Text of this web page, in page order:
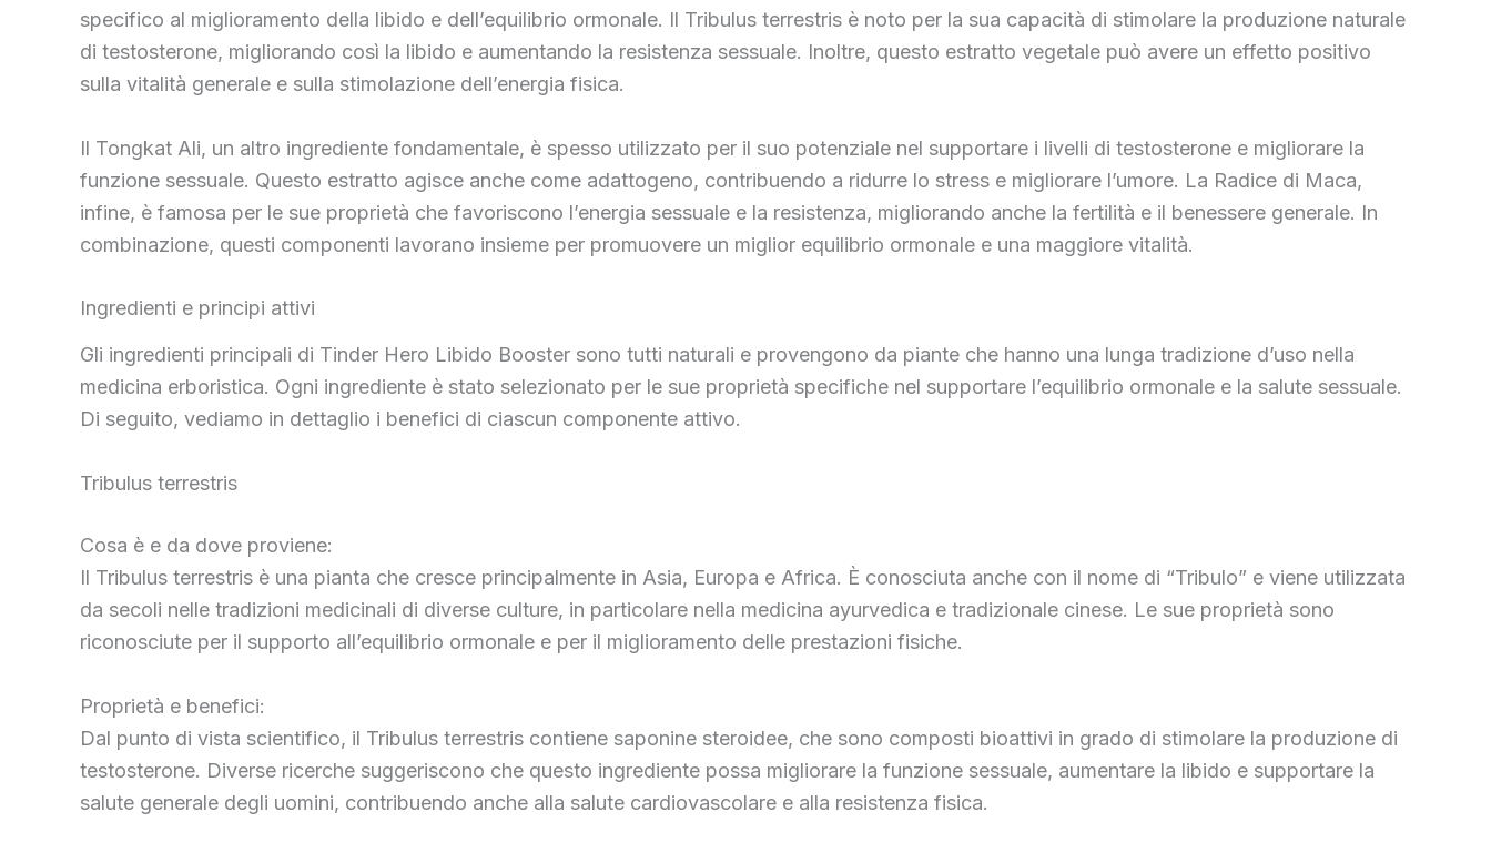
specifico al miglioramento della libido e dell’equilibrio ormonale. Il Tribulus terrestris è noto per la sua capacità di stimolare la produzione naturale
di testosterone, migliorando così la libido e aumentando la resistenza sessuale. Inoltre, questo estratto vegetale può avere un effetto positivo
sulla vitalità generale e sulla stimolazione dell’energia fisica.
Il Tongkat Ali, un altro ingrediente fondamentale, è spesso utilizzato per il suo potenziale nel supportare i livelli di testosterone e migliorare la
funzione sessuale. Questo estratto agisce anche come adattogeno, contribuendo a ridurre lo stress e migliorare l’umore. La Radice di Maca,
infine, è famosa per le sue proprietà che favoriscono l’energia sessuale e la resistenza, migliorando anche la fertilità e il benessere generale. In
combinazione, questi componenti lavorano insieme per promuovere un miglior equilibrio ormonale e una maggiore vitalità.
Ingredienti e principi attivi
Gli ingredienti principali di Tinder Hero Libido Booster sono tutti naturali e provengono da piante che hanno una lunga tradizione d’uso nella
medicina erboristica. Ogni ingrediente è stato selezionato per le sue proprietà specifiche nel supportare l’equilibrio ormonale e la salute sessuale.
Di seguito, vediamo in dettaglio i benefici di ciascun componente attivo.
Tribulus terrestris
Cosa è e da dove proviene:
Il Tribulus terrestris è una pianta che cresce principalmente in Asia, Europa e Africa. È conosciuta anche con il nome di “Tribulo” e viene utilizzata
da secoli nelle tradizioni medicinali di diverse culture, in particolare nella medicina ayurvedica e tradizionale cinese. Le sue proprietà sono
riconosciute per il supporto all’equilibrio ormonale e per il miglioramento delle prestazioni fisiche.
Proprietà e benefici:
Dal punto di vista scientifico, il Tribulus terrestris contiene saponine steroidee, che sono composti bioattivi in grado di stimolare la produzione di
testosterone. Diverse ricerche suggeriscono che questo ingrediente possa migliorare la funzione sessuale, aumentare la libido e supportare la
salute generale degli uomini, contribuendo anche alla salute cardiovascolare e alla resistenza fisica.